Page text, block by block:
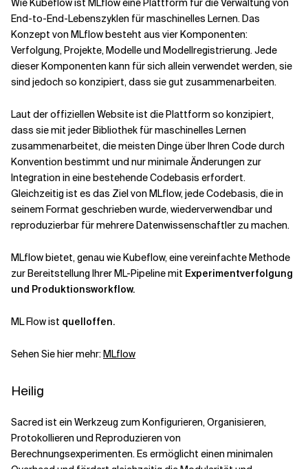
Wie Kubeflow ist MLflow eine Plattform für die Verwaltung von
End-to-End-Lebenszyklen für maschinelles Lernen. Das
Konzept von MLflow besteht aus vier Komponenten:
Verfolgung, Projekte, Modelle und Modellregistrierung. Jede
dieser Komponenten kann für sich allein verwendet werden, sie
sind jedoch so konzipiert, dass sie gut zusammenarbeiten.
Laut der offiziellen Website ist die Plattform so konzipiert,
dass sie mit jeder Bibliothek für maschinelles Lernen
zusammenarbeitet, die meisten Dinge über Ihren Code durch
Konvention bestimmt und nur minimale Änderungen zur
Integration in eine bestehende Codebasis erfordert.
Gleichzeitig ist es das Ziel von MLflow, jede Codebasis, die in
seinem Format geschrieben wurde, wiederverwendbar und
reproduzierbar für mehrere Datenwissenschaftler zu machen.
MLflow bietet, genau wie Kubeflow, eine vereinfachte Methode
zur Bereitstellung Ihrer ML-Pipeline mit Experimentverfolgung
und Produktionsworkflow.
ML Flow ist quelloffen.
Sehen Sie hier mehr:MLflow
Heilig
Sacred ist ein Werkzeug zum Konfigurieren, Organisieren,
Protokollieren und Reproduzieren von
Berechnungsexperimenten. Es ermöglicht einen minimalen